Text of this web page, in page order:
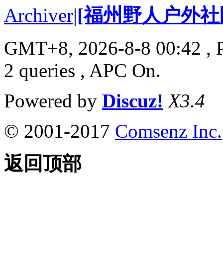
Archiver|[福州野人户外
GMT+8, 2026-8-8 00:42 ,
2 queries , APC On.
Powered by Discuz! X3.4
© 2001-2017 Comsenz Inc.
返回顶部